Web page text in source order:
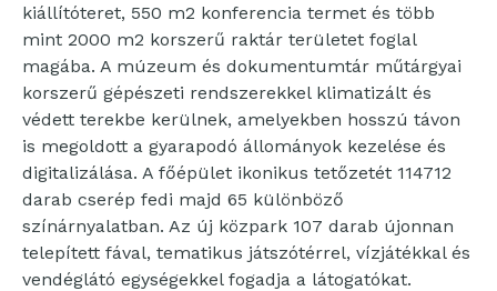
kiállítóteret, 550 m2 konferencia termet és több
mint 2000 m2 korszerű raktár területet foglal
magába. A múzeum és dokumentumtár műtárgyai
korszerű gépészeti rendszerekkel klimatizált és
védett terekbe kerülnek, amelyekben hosszú távon
is megoldott a gyarapodó állományok kezelése és
digitalizálása. A főépület ikonikus tetőzetét 114712
darab cserép fedi majd 65 különböző
színárnyalatban. Az új közpark 107 darab újonnan
telepített fával, tematikus játszótérrel, vízjátékkal és
vendéglátó egységekkel fogadja a látogatókat.